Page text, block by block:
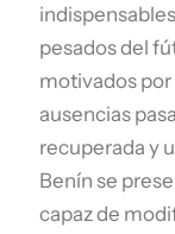
pesados del
motivados por
ausencias
recuperada y
Benín se
capaz de